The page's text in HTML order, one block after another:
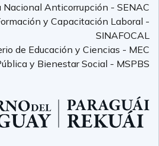
Nacional Anticorrupción - SENAC
y Capacitación Laboral -
SINAFOCAL
de Educación y Ciencias - MEC
y Bienestar Social - MSPBS